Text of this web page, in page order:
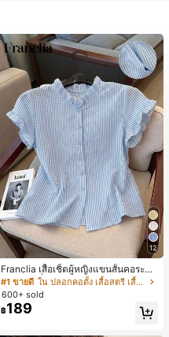
12
Franclia เสื้อเชิ้ตผู้หญิงแขนสั้นคอระบา
ยกระดุมเดี่ยวลายทาง
#1 ขายดี
ใน ปลอกคอตั้ง เสื้อสตรี เสื้อเบลาส์ & Tee
600+ sold
฿189